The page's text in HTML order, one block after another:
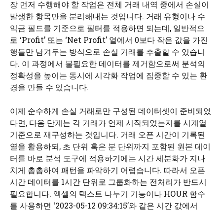
장 먼저 수행해야 할 작업은 전체 거래 내역 중에서 손실이
발생한 항목만을 분리해내는 것입니다. 거래 유형이나 수
익금 필드를 기준으로 필터를 적용하면 되는데, 일반적으
로 ‘Profit’ 또는 ‘Net Profit’ 열에서 0보다 작은 값을 가진
행들만 남겨두는 방식으로 손실 거래를 추출할 수 있습니
다. 이 과정에서 불필요한 데이터를 제거함으로써 분석의
정확성을 높이는 동시에 시각화 작업에 집중할 수 있는 환
경을 만들 수 있습니다.
이제 순수하게 손실 거래로만 구성된 데이터셋이 준비되었
다면, 다음 단계는 각 거래가 언제 시작되었는지를 시계열
기준으로 재구성하는 것입니다. 거래 오픈 시간이 기록된
열을 활용하되, 초 단위 혹은 분 단위까지 포함된 원본 데이
터를 바로 분석 도구에 적용하기에는 시간 세분화가 지나
치게 촘촘하여 패턴을 파악하기 어렵습니다. 따라서 오픈
시간 데이터를 1시간 단위로 그룹화하는 전처리가 반드시
필요합니다. 엑셀의 텍스트 나누기 기능이나 HOUR 함수
를 사용하면 ‘2023-05-12 09:34:15’와 같은 시간 값에서